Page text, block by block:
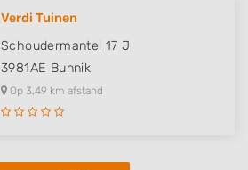
Verdi Tuinen
Schoudermantel 17 J
3981AE Bunnik
Op 3,49 km afstand